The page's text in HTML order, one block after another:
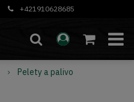
+421910628685
Pelety a palivo